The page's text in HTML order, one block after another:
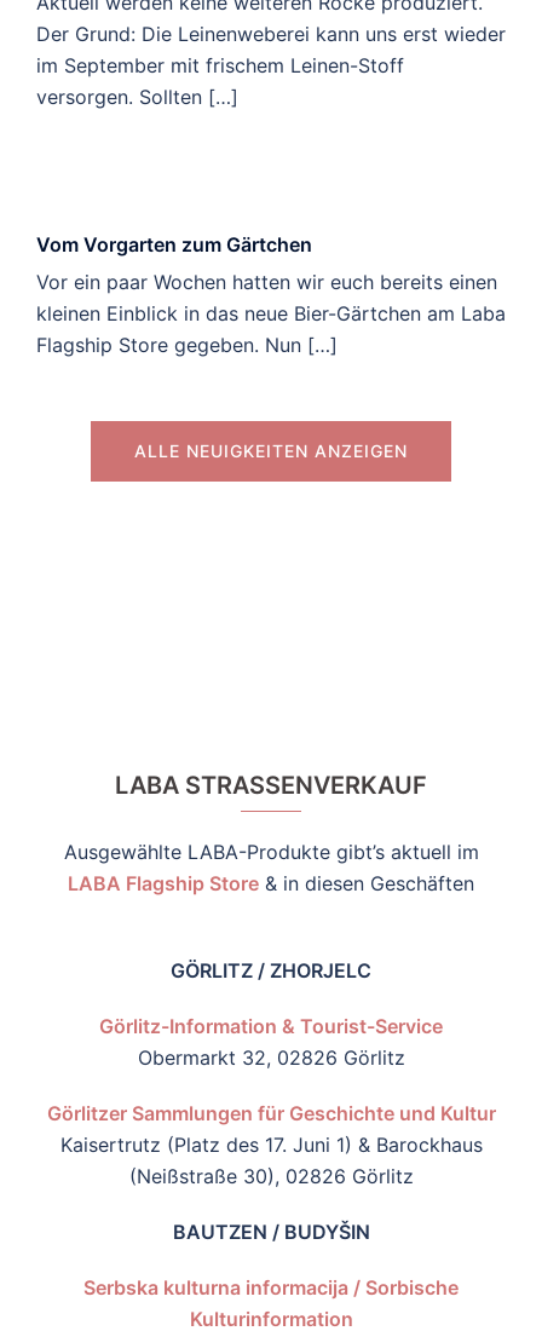
Der Grund: Die Leinenweberei kann uns erst wieder
im September mit frischem Leinen-Stoff
versorgen. Sollten […]
Vom Vorgarten zum Gärtchen
Vor ein paar Wochen hatten wir euch bereits einen
kleinen Einblick in das neue Bier-Gärtchen am Laba
Flagship Store gegeben. Nun […]
ALLE NEUIGKEITEN ANZEIGEN
LABA STRASSENVERKAUF
Ausgewählte LABA-Produkte gibt’s aktuell im
LABA Flagship Store & in diesen Geschäften
GÖRLITZ / ZHORJELC
Görlitz-Information & Tourist-Service
Obermarkt 32, 02826 Görlitz
Görlitzer Sammlungen für Geschichte und Kultur
Kaisertrutz (Platz des 17. Juni 1) & Barockhaus
(Neißstraße 30), 02826 Görlitz
BAUTZEN / BUDYŠIN
Serbska kulturna informacija / Sorbische
Kulturinformation